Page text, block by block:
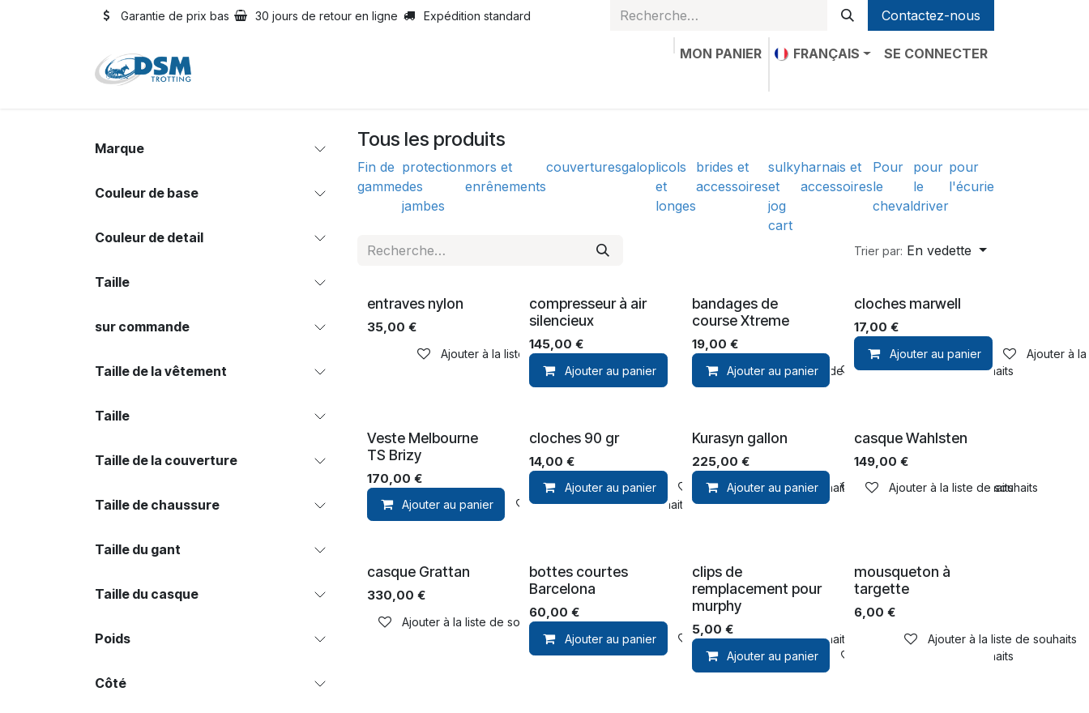
Se rendre au contenuGarantie de prix bas 30 jours de retour en ligne Expédition standard Contactez-nous
MON PANIER FRANÇAIS
SE CONNECTER
Marque
Couleur de base
Couleur de detail
Taille
sur commande
Taille de la vêtement
Taille
Taille de la couverture
Taille de chaussure
Taille du gant
Taille du casque
Poids
Côté
Tous les produits
Fin de
gamme
protection
des
jambes
mors et
enrênements
couverturesgaloplicols
et
longes
brides et
accessoires
sulky
et
jog
cart
harnais et
accessoires
Pour
le
cheval
pour
le
driver
pour
l'écurie
Trier par: En vedette
entraves nylon
35,00 €
Ajouter à la liste de souhaits
compresseur à air
silencieux
145,00 €
Ajouter au panier Ajouter à la liste de souhaits
bandages de
course Xtreme
19,00 €
Ajouter au panier Ajouter à la liste de souhaits
cloches marwell
17,00 €
Ajouter au panier Ajouter à
Veste Melbourne
TS Brizy
170,00 €
Ajouter au panier Ajouter à la liste de souhaits
cloches 90 gr
14,00 €
Ajouter au panier Ajouter à la liste de souhaits
Kurasyn gallon
225,00 €
Ajouter au panier Ajouter à la liste de souhaits
casque Wahlsten
149,00 €
Ajouter à la liste de souhaits
casque Grattan
330,00 €
Ajouter à la liste de souhaits
bottes courtes
Barcelona
60,00 €
Ajouter au panier Ajouter à la liste de souhaits
clips de
remplacement pour
murphy
5,00 €
Ajouter au panier Ajouter à la liste de souhaits
mousqueton à
targette
6,00 €
Ajouter à la liste de souhaits